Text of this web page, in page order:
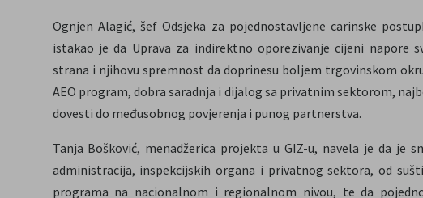
Ognjen Alagić, šef Odsjeka za pojednostavljene carinske
istakao je da Uprava za indirektno oporezivanje cijeni napore
strana i njihovu spremnost da doprinesu boljem trgovinskom
AEO program, dobra saradnja i dijalog sa privatnim sektorom,
dovesti do međusobnog povjerenja i punog partnerstva.
Tanja Bošković, menadžerica projekta u GIZ-u, navela je da je
administracija, inspekcijskih organa i privatnog sektora, od
programa na nacionalnom i regionalnom nivou, te da